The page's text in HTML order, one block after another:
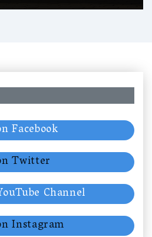
Facebook
Twitter
Channel
Instagram